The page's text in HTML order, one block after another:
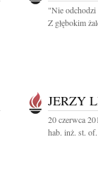
"Nie odchodzi
Z głębokim
JERZY
20 czerwca
hab. inż. st.